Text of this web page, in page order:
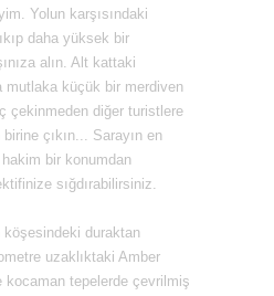
Yolun karşısındaki
daha yüksek bir
alın. Alt kattaki
mutlaka küçük bir merdiven
çekinmeden diğer turistlere
çıkın... Sarayın en
bir konumdan
sığdırabilirsiniz.
köşesindeki duraktan
uzaklıktaki Amber
kocaman tepelerde çevrilmiş